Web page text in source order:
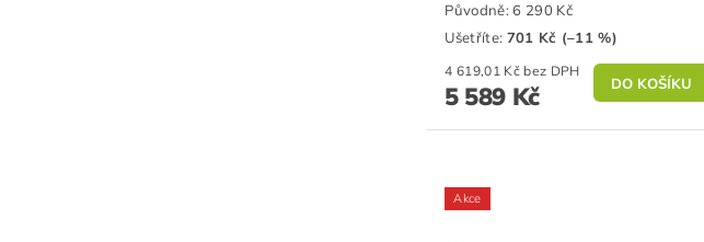
Původně:6 290 Kč
Ušetříte: 701 Kč (–11 %)
4 619,01 Kč bez DPH
5 589 Kč
Akce